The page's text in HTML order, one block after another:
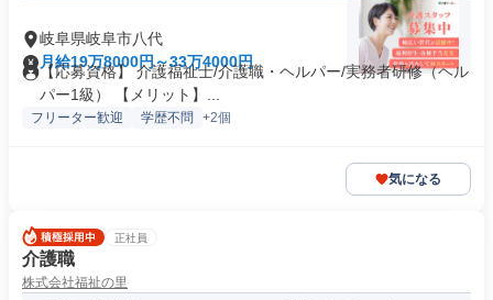
岐阜県岐阜市八代
月給19万8000円～33万4000円
【応募資格】 介護福祉士/介護職・ヘルパー/実務者研修（ヘル
パー1級） 【メリット】...
フリーター歓迎 学歴不問 +2個
気になる
正社員
介護職
株式会社福祉の里